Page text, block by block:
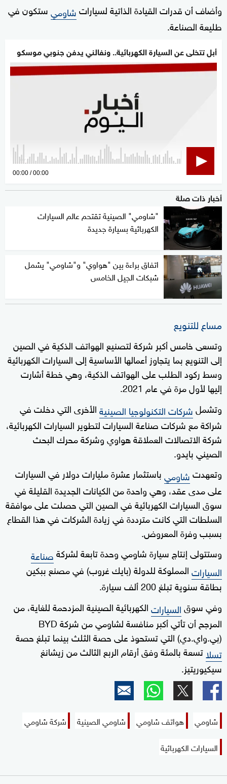
وأضاف أن قدرات القيادة الذاتية لسياراتشاوميستكون في
طليعة الصناعة.
أبل تتخلى عن السيارة الكهربائية.. ونفالني يدفن جنوبي موسكو
0
seconds
00:00 00:00
أخبار ذات صلة
"شاومي" الصينية تقتحم عالم السيارات
الكهربائية بسيارة جديدة
اتفاق براءة بين "هواوي" و"شاومي" يشمل
شبكات الجيل الخامس
مساع للتنويع
وتسعى خامس أكبر شركة لتصنيع الهواتف الذكية في الصين
إلى التنويع بما يتجاوز أعمالها الأساسية إلى السيارات الكهربائية
وسط ركود الطلب على الهواتف الذكية، وهي خطة أشارت
إليها لأول مرة في عام 2021.
وتشملشركات التكنولوجيا الصينيةالأخرى التي دخلت في
شراكة مع شركات صناعة السيارات لتطوير السيارات الكهربائية،
شركة الاتصالات العملاقة هواوي وشركة محرك البحث
الصيني بايدو.
وتعهدتشاوميباستثمار عشرة مليارات دولار في السيارات
على مدى عقد، وهي واحدة من الكيانات الجديدة القليلة في
سوق السيارات الكهربائية في الصين التي حصلت على موافقة
السلطات التي كانت مترددة في زيادة الشركات في هذا القطاع
بسبب وفرة المعروض.
وستتولى إنتاج سيارة شاومي وحدة تابعة لشركةصناعة
السياراتالمملوكة للدولة (بايك غروب) في مصنع ببكين
بطاقة سنوية تبلغ 200 ألف سيارة.
وفي سوقالسياراتالكهربائية الصينية المزدحمة للغاية، من
المرجح أن تأتي أكبر منافسة لشاومي من شركة BYD
(بي.واي.دي) التي تستحوذ على حصة الثلث بينما تبلغ حصة
تسلاتسعة بالمئة وفق أرقام الربع الثالث من زيشانغ
سيكيوريتيز.
شاومي هواتف شاومي شاومي الصينية
شركة شاومي
السيارات الكهربائية